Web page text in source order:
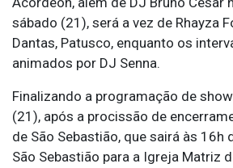
sábado (21), será a vez de Rhayza
Dantas, Patusco, enquanto os
animados por DJ Senna.
Finalizando a programação de
(21), após a procissão de
de São Sebastião, que sairá às 16h
São Sebastião para a Igreja Matriz